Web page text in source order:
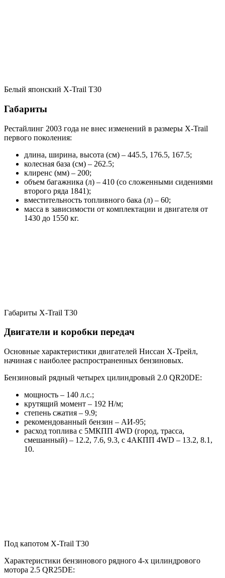
Белый японский X-Trail T30
Габариты
Рестайлинг 2003 года не внес изменений в размеры X-Trail
первого поколения:
длина, ширина, высота (см) – 445.5, 176.5, 167.5;
колесная база (см) – 262.5;
клиренс (мм) – 200;
объем багажника (л) – 410 (со сложенными сидениями
второго ряда 1841);
вместительность топливного бака (л) – 60;
масса в зависимости от комплектации и двигателя от
1430 до 1550 кг.
Габариты X-Trail T30
Двигатели и коробки передач
Основные характеристики двигателей Ниссан Х-Трейл,
начиная с наиболее распространенных бензиновых.
Бензиновый рядный четырех цилиндровый 2.0 QR20DE:
мощность – 140 л.с.;
крутящий момент – 192 Н/м;
степень сжатия – 9.9;
рекомендованный бензин – АИ-95;
расход топлива с 5МКПП 4WD (город, трасса,
смешанный) – 12.2, 7.6, 9.3, с 4АКПП 4WD – 13.2, 8.1,
10.
Под капотом X-Trail T30
Характеристики бензинового рядного 4-х цилиндрового
мотора 2.5 QR25DE: